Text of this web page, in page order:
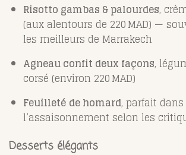
Risotto gambas & palourdes,
(aux alentours de 220 MAD) —
les meilleurs de Marrakech
Agneau confit deux façons,
corsé (environ 220 MAD)
Feuilleté de homard, parfait
l’assaisonnement selon les
Desserts élégants